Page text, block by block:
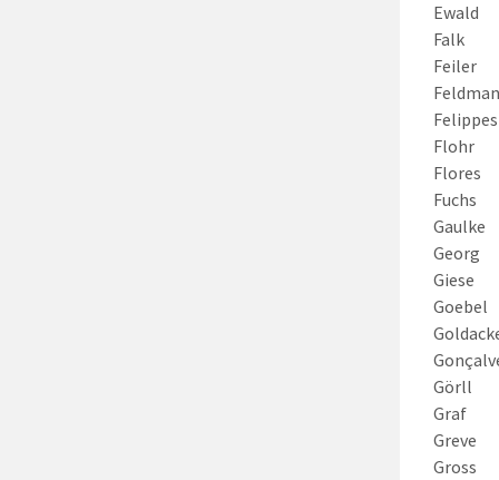
Ewald
Falk
Feiler
Felippes
Flohr
Flores
Fuchs
Gaulke
Georg
Giese
Goebel
Görll
Graf
Greve
Gross